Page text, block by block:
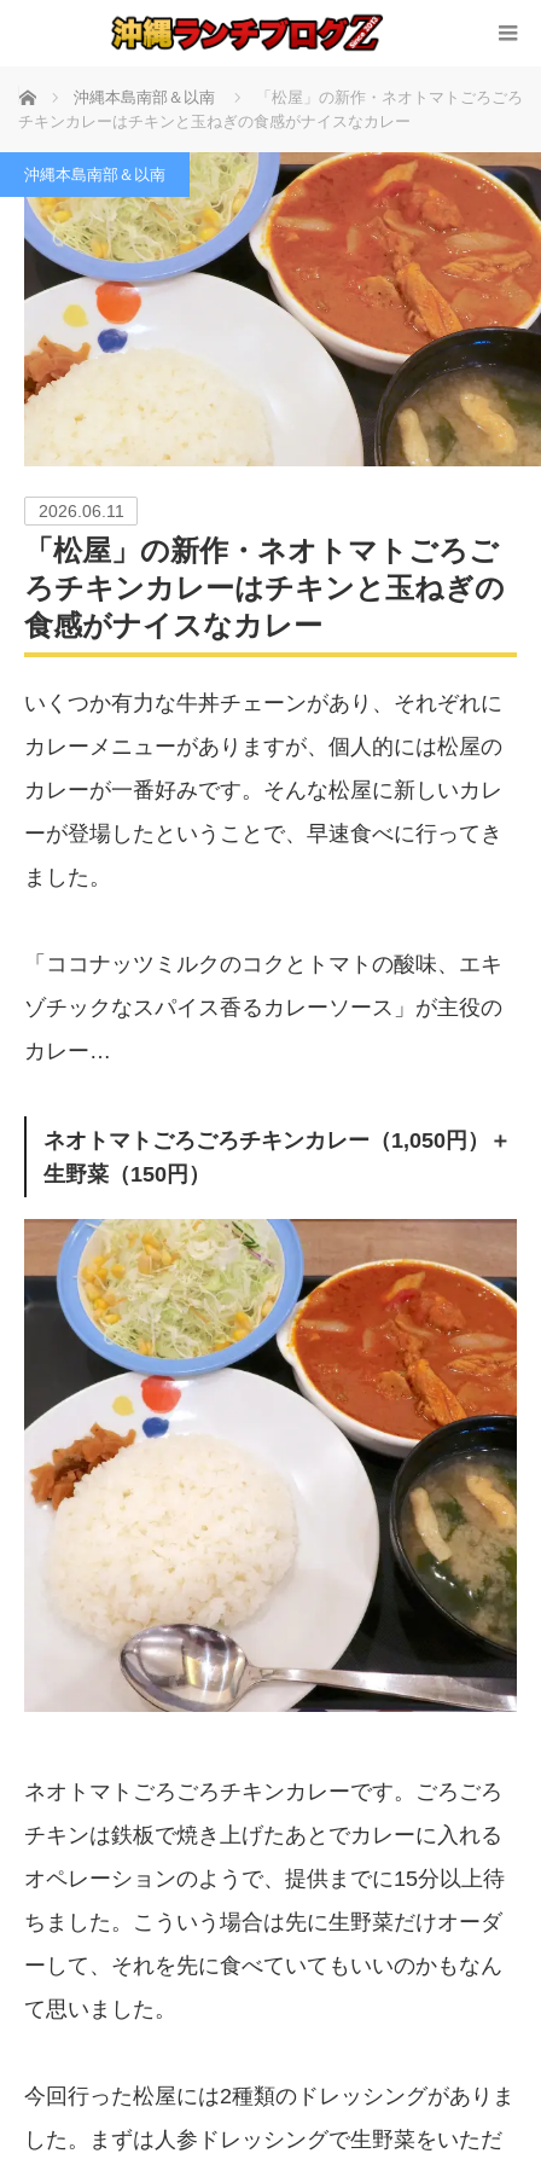
ホーム 沖縄本島南部＆以南
「松屋」の新作・ネオトマトごろごろ
チキンカレーはチキンと玉ねぎの食感がナイスなカレー
沖縄本島南部＆以南
2026.06.11
「松屋」の新作・ネオトマトごろご
ろチキンカレーはチキンと玉ねぎの
食感がナイスなカレー
いくつか有力な牛丼チェーンがあり、それぞれに
カレーメニューがありますが、個人的には松屋の
カレーが一番好みです。そんな松屋に新しいカレ
ーが登場したということで、早速食べに行ってき
ました。
「ココナッツミルクのコクとトマトの酸味、エキ
ゾチックなスパイス香るカレーソース」が主役の
カレー…
ネオトマトごろごろチキンカレー（1,050円）＋
生野菜（150円）
ネオトマトごろごろチキンカレーです。ごろごろ
チキンは鉄板で焼き上げたあとでカレーに入れる
オペレーションのようで、提供までに15分以上待
ちました。こういう場合は先に生野菜だけオーダ
ーして、それを先に食べていてもいいのかもなん
て思いました。
今回行った松屋には2種類のドレッシングがありま
した。まずは人参ドレッシングで生野菜をいただ